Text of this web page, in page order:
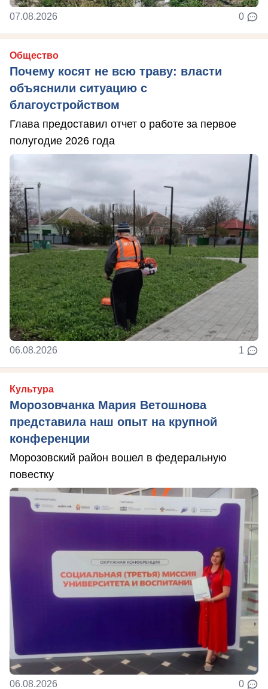
07.08.2026 0
Общество
Почему косят не всю траву: власти
объяснили ситуацию с
благоустройством
Глава предоставил отчет о работе за первое
полугодие 2026 года
06.08.2026 1
Культура
Морозовчанка Мария Ветошнова
представила наш опыт на крупной
конференции
Морозовский район вошел в федеральную
повестку
06.08.2026 0